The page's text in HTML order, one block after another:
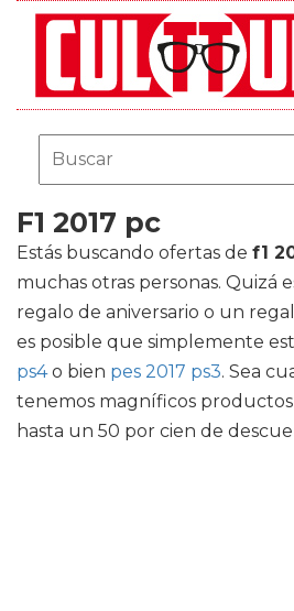
F1 2017 pc
Estás buscando ofertas de f1
muchas otras personas. Quizá
regalo de aniversario o un
es posible que simplemente
ps4o bien pes 2017 ps3. Sea
tenemos magníficos
hasta un 50 por cien de